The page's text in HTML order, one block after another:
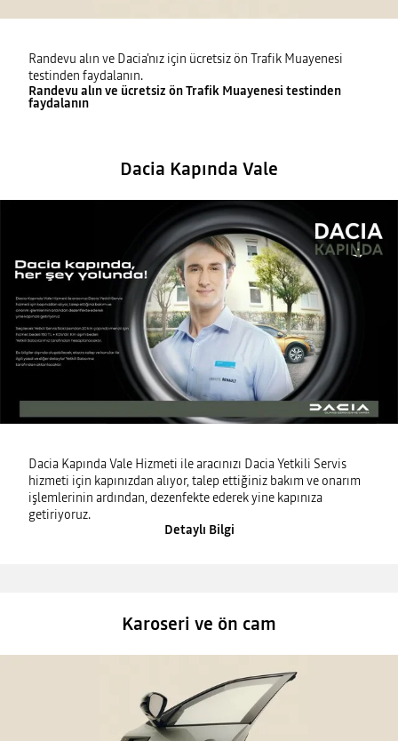
Randevu alın ve Dacia'nız için ücretsiz ön Trafik Muayenesi
testinden faydalanın.
Randevu alın ve ücretsiz ön Trafik Muayenesi testinden
faydalanın
Dacia Kapında Vale
Dacia Kapında Vale Hizmeti ile aracınızı Dacia Yetkili Servis
hizmeti için kapınızdan alıyor, talep ettiğiniz bakım ve onarım
işlemlerinin ardından, dezenfekte ederek yine kapınıza
getiriyoruz.
Detaylı Bilgi
Karoseri ve ön cam